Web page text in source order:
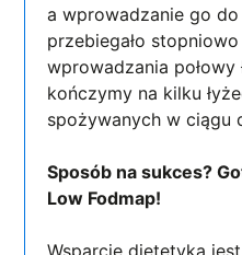
a wprowadzanie go
przebiegało
wprowadzania połowy
kończymy na kilku
spożywanych w ciągu
Sposób na sukces?
Low Fodmap!
Wsparcie dietetyka